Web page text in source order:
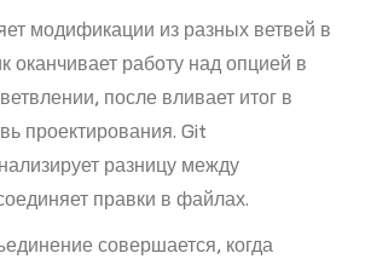
модификации из разных ветвей в
оканчивает работу над опцией в
после вливает итог в
проектирования. Git
разницу между
правки в файлах.
совершается, когда